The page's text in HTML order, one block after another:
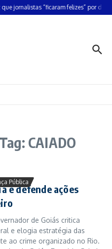
jornalistas “ficaram felizes” por
CAIADO
Pública
e defende ações
de Goiás critica
e elogia estratégia das
ao crime organizado no Rio.